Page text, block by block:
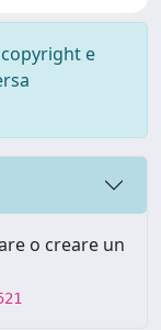
e
o creare un